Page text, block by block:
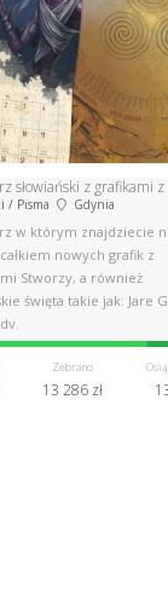
/ Pisma Gdynia
w którym znajdziecie
nowych grafik z
Stworzy, a również
święta takie jak: Jare
Zebrano
13 286 zł